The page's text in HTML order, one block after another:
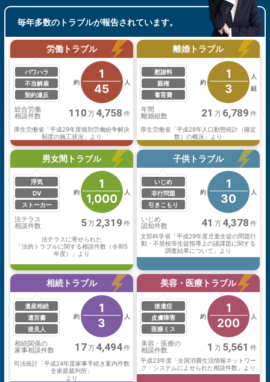
毎年多数のトラブルが報告されています。
労働トラブル
パワハラ
不当解雇
契約違反
約
1
45
人
総合労働
相談件数 110 万 4,758 件
厚生労働省「平成29年度個別労働紛争解決
制度の施工状況」より
離婚トラブル
慰謝料
親権
養育費
約
1
3
人
組
年間
離婚組数 21 万 6,789 件
厚生労働省「平成28年人口動態統計（確定
数）の概況」より
男女間トラブル
浮気
DV
ストーカー
約
1
1,000
人
法テラス
相談件数 5万 2,319 件
法テラスに寄せられた
「法的トラブルに関する相談件数（令和5
年度）」より
子供トラブル
いじめ
非行問題
引きこもり
約
1
30
人
いじめ
認知件数 41 万 4,378 件
文部科学省「平成29年度児童生徒の問題行
動・不登校等生徒指導上の諸課題に関する
調査結果について」より
相続トラブル
遺産相続
遺言書
後見人
約
1
3
人
相続関係の
家事相談件数 17万 4,494件
司法統計「平成24年度家事手続き案内件数
全家庭裁判所」
より
美容・医療トラブル
後遺症
皮膚障害
医療ミス
約
1
200
人
美容・医療の
相談件数 1 万 5,561 件
平成23年度「全国消費生活情報ネットワー
ク・システムによせられた相談件数」より